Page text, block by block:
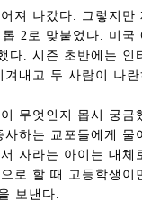
져 나갔다. 그렇지만
2로 맞붙었다. 미국
다. 시즌 초반에는 인
내고 두 사람이 나란
무엇인지 몹시 궁금
사하는 교포들에게
자라는 아이는 대체
로 할 때 고등학생이
보낸다.